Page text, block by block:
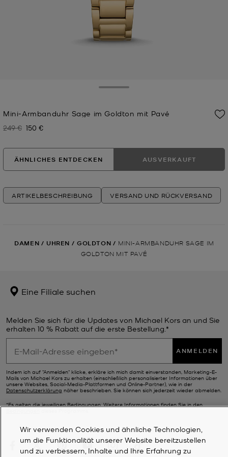
Mini-Armbanduhr Sage im Goldton mit Pavé
Zuvor
249 € Jetzt
150 €
ÄHNLICHES ENTDECKEN AUSVERKAUFT
ARTIKELBESCHREIBUNG VERSAND UND RÜCKVERSAND
DAMEN / UHREN / GOLDTON / MINI-ARMBANDUHR SAGE IM
GOLDTON MIT PAVÉ
Eine Filiale suchen
Melden Sie sich für die Updates von Michael Kors an und Sie
erhalten 10 % Rabatt auf die erste Bestellung.*
ANMELDEN
Indem ich auf "Anmelden" klicke, erkläre ich mich damit einverstanden, Marketing-E-
Mails von Michael Kors zu erhalten (einschließlich personalisierter Informationen über
unsere Websites, Social-Media-Plattformen und Online-Partner), wie in der
Datenschutzerklärung näher beschrieben. Sie können sich jederzeit wieder abmelden.
*Es gelten die jeweiligen Bedingungen. Weitere Informationen finden Sie in den
Wir verwenden Cookies und ähnliche Technologien,
um die Funktionalität unserer Website bereitzustellen
und zu verbessern, Inhalte und Ihre Erfahrung zu